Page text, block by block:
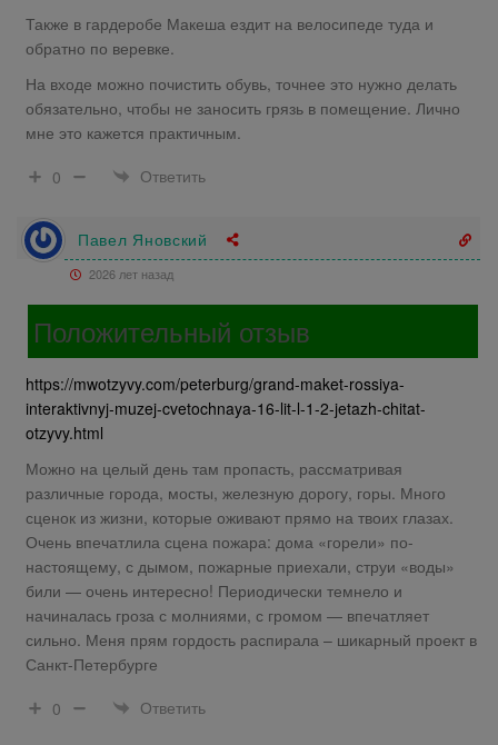
Также в гардеробе Макеша ездит на велосипеде туда и
обратно по веревке.
На входе можно почистить обувь, точнее это нужно делать
обязательно, чтобы не заносить грязь в помещение. Лично
мне это кажется практичным.
0
Ответить
Павел Яновский
2026 лет назад
Положительный отзыв
https://mwotzyvy.com/peterburg/grand-maket-rossiya-
interaktivnyj-muzej-cvetochnaya-16-lit-l-1-2-jetazh-chitat-
otzyvy.html
Можно на целый день там пропасть, рассматривая
различные города, мосты, железную дорогу, горы. Много
сценок из жизни, которые оживают прямо на твоих глазах.
Очень впечатлила сцена пожара: дома «горели» по-
настоящему, с дымом, пожарные приехали, струи «воды»
били — очень интересно! Периодически темнело и
начиналась гроза с молниями, с громом — впечатляет
сильно. Меня прям гордость распирала – шикарный проект в
Санкт-Петербурге
0
Ответить